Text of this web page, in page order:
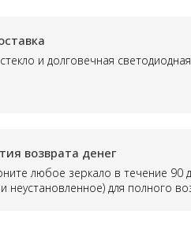
и долговечная
возврата денег
любое зеркало в течение 90
неустановленное) для полного